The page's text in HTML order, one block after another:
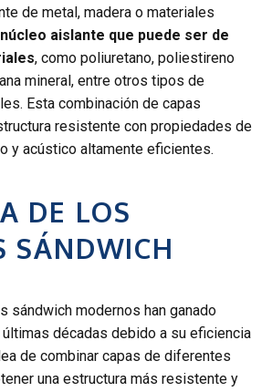
de metal, madera o materiales
aislante que puede ser de
, como poliuretano, poliestireno
mineral, entre otros tipos de
Esta combinación de capas
resistente con propiedades de
y acústico altamente eficientes.
DE LOS
SÁNDWICH
sándwich modernos han ganado
décadas debido a su eficiencia
de combinar capas de diferentes
una estructura más resistente y